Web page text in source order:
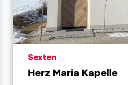
aria.poi_location_prefix
Sexten
Herz Maria Kapelle